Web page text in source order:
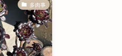
多肉事